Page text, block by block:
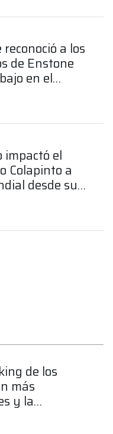
reconoció a los
de Enstone
en el
impactó el
Colapinto a
desde su
de los
más
y la